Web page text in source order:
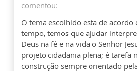
comentou:
O tema escolhido esta de acordo
tempo, temos que ajudar
Deus na fé e na vida o Senhor
projeto cidadania plena; é tarefa
construção sempre orientado